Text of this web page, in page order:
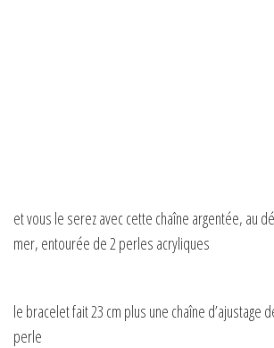
et vous le serez avec cette chaîne argentée, au
mer, entourée de 2 perles acryliques
le bracelet fait 23 cm plus une chaîne d’ajustage
perle